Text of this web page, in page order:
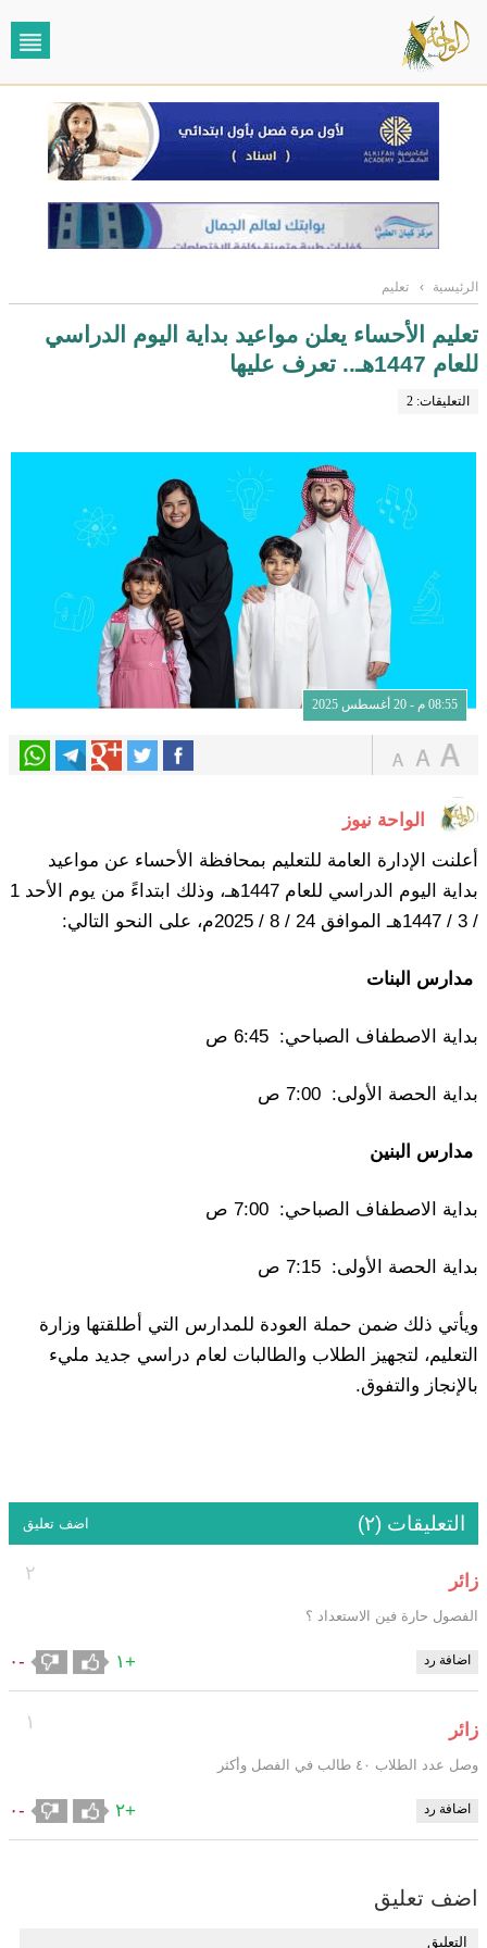
الرئيسية › تعليم
تعليم الأحساء يعلن مواعيد بداية اليوم الدراسي
للعام 1447هـ.. تعرف عليها
التعليقات: 2
08:55 م - 20 أغسطس 2025
الواحة نيوز
أعلنت الإدارة العامة للتعليم بمحافظة الأحساء عن مواعيد
بداية اليوم الدراسي للعام 1447هـ، وذلك ابتداءً من يوم الأحد 1
/ 3 / 1447هـ الموافق 24 / 8 / 2025م، على النحو التالي:
مدارس البنات
بداية الاصطفاف الصباحي: 6:45 ص
بداية الحصة الأولى: 7:00 ص
مدارس البنين
بداية الاصطفاف الصباحي: 7:00 ص
بداية الحصة الأولى: 7:15 ص
ويأتي ذلك ضمن حملة العودة للمدارس التي أطلقتها وزارة
التعليم، لتجهيز الطلاب والطالبات لعام دراسي جديد مليء
بالإنجاز والتفوق.
التعليقات (٢) اضف تعليق
٢ زائر
الفصول حارة فين الاستعداد ؟
اضافة رد +١ -٠
١ زائر
وصل عدد الطلاب ٤٠ طالب في الفصل وأكثر
اضافة رد +٢ -٠
اضف تعليق